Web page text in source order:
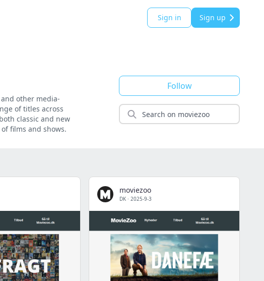
Sign in Sign up
other media-
of titles across
classic and new
films and shows.
Follow
moviezoo
DK · 2025-9-3